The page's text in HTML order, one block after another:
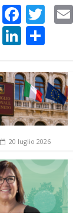
F
ac
e
b
o
o
k
T
er
Li
k
e
dI
n
n
di
vi
di
20 luglio 2026